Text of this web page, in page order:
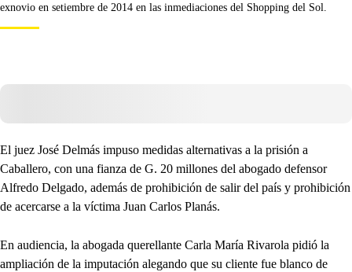
exnovio en setiembre de 2014 en las inmediaciones del Shopping del Sol.
El juez José Delmás impuso medidas alternativas a la prisión a
Caballero, con una fianza de G. 20 millones del abogado defensor
Alfredo Delgado, además de prohibición de salir del país y prohibición
de acercarse a la víctima Juan Carlos Planás.
En audiencia, la abogada querellante Carla María Rivarola pidió la
ampliación de la imputación alegando que su cliente fue blanco de